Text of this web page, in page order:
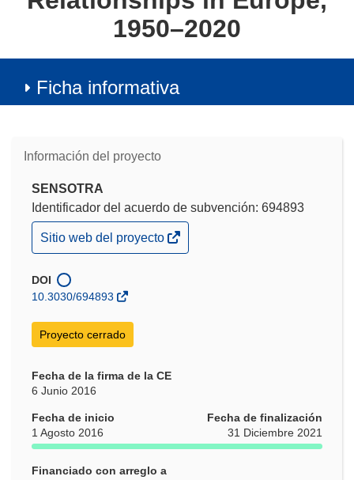
1950–2020
Ficha informativa
Información del proyecto
SENSOTRA
Identificador del acuerdo de subvención: 694893
(se
abrirá
una
nueva
Sitio web del proyecto
DOI
10.3030/694893
Proyecto cerrado
Fecha de la firma de la CE
6 Junio 2016
Fecha de inicio
1 Agosto 2016
Fecha de finalización
31 Diciembre 2021
Financiado con arreglo a